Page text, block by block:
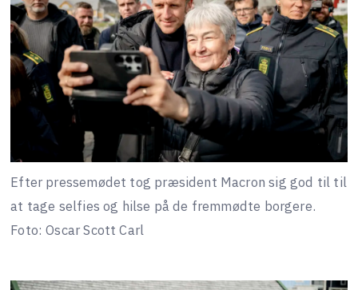
Efter pressemødet tog præsident Macron sig god til til
at tage selfies og hilse på de fremmødte borgere.
Foto: Oscar Scott Carl